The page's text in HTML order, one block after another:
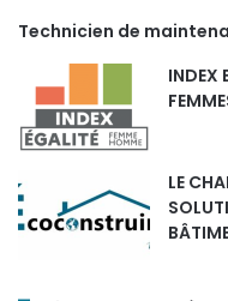
Technicien de
INDEX
LE